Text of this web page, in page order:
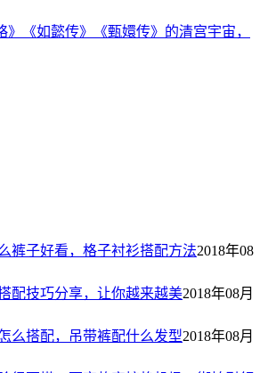
》《如懿传》《甄嬛传》的清宫宇宙，
裤子好看，格子衬衫搭配方法2018年08
配技巧分享，让你越来越美2018年08月
么搭配，吊带裤配什么发型2018年08月